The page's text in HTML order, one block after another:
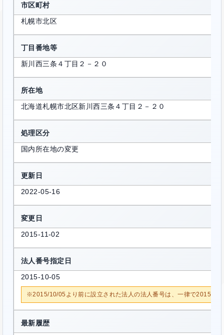
市区町村
札幌市北区
丁目番地等
新川西三条４丁目２－２０
所在地
北海道札幌市北区新川西三条４丁目２－２０
処理区分
国内所在地の変更
更新日
2022-05-16
変更日
2015-11-02
法人番号指定日
2015-10-05
※2015/10/05より前に設立された法人の法人番号は、一律で2015/10/
最新履歴